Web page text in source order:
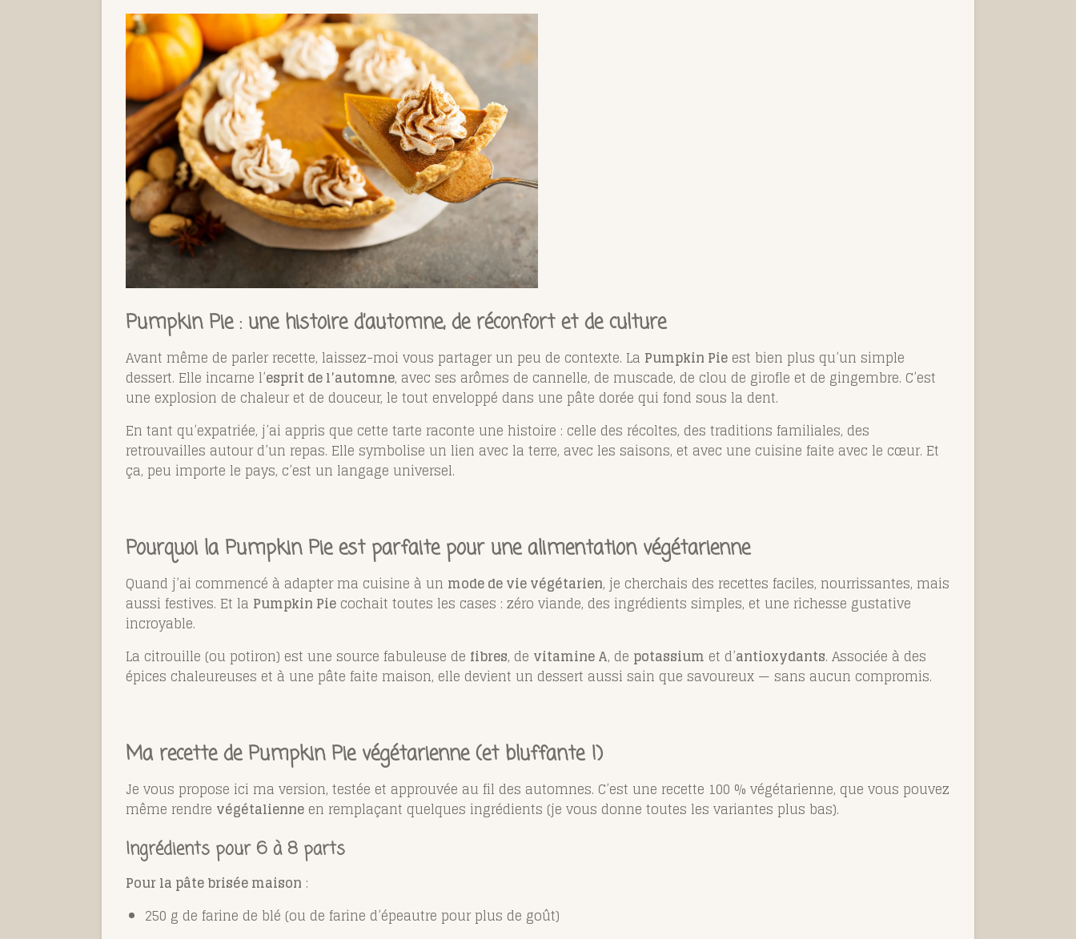
Pumpkin Pie : une histoire d’automne, de réconfort et de culture
Avant même de parler recette, laissez-moi vous partager un peu de contexte. La Pumpkin Pie est bien plus qu’un simple
dessert. Elle incarne l’esprit de l’automne, avec ses arômes de cannelle, de muscade, de clou de girofle et de gingembre. C’est
une explosion de chaleur et de douceur, le tout enveloppé dans une pâte dorée qui fond sous la dent.
En tant qu’expatriée, j’ai appris que cette tarte raconte une histoire : celle des récoltes, des traditions familiales, des
retrouvailles autour d’un repas. Elle symbolise un lien avec la terre, avec les saisons, et avec une cuisine faite avec le cœur. Et
ça, peu importe le pays, c’est un langage universel.
Pourquoi la Pumpkin Pie est parfaite pour une alimentation végétarienne
Quand j’ai commencé à adapter ma cuisine à un mode de vie végétarien, je cherchais des recettes faciles, nourrissantes, mais
aussi festives. Et la Pumpkin Pie cochait toutes les cases : zéro viande, des ingrédients simples, et une richesse gustative
incroyable.
La citrouille (ou potiron) est une source fabuleuse de fibres, de vitamine A, de potassium et d’antioxydants. Associée à des
épices chaleureuses et à une pâte faite maison, elle devient un dessert aussi sain que savoureux — sans aucun compromis.
Ma recette de Pumpkin Pie végétarienne (et bluffante !)
Je vous propose ici ma version, testée et approuvée au fil des automnes. C’est une recette 100 % végétarienne, que vous pouvez
même rendre végétalienne en remplaçant quelques ingrédients (je vous donne toutes les variantes plus bas).
Ingrédients pour 6 à 8 parts
Pour la pâte brisée maison :
250 g de farine de blé (ou de farine d’épeautre pour plus de goût)